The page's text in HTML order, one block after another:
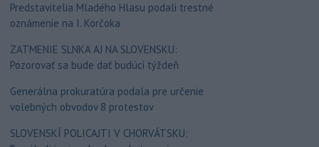
Predstavitelia Mladého Hlasu podali trestné
oznámenie na I. Korčoka
ZATMENIE SLNKA AJ NA SLOVENSKU:
Pozorovať sa bude dať budúci týždeň
Generálna prokuratúra podala pre určenie
volebných obvodov 8 protestov
SLOVENSKÍ POLICAJTI V CHORVÁTSKU: